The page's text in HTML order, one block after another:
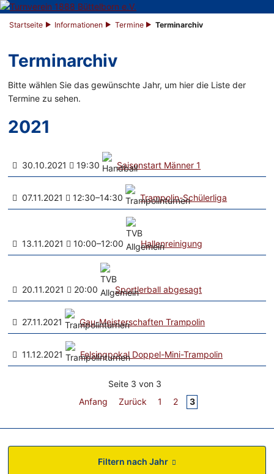
Startseite Informationen Termine Terminarchiv
Terminarchiv
Bitte wählen Sie das gewünschte Jahr, um hier die Liste der
Termine zu sehen.
2021
30.10.2021 19:30 Saisonstart Männer 1
07.11.2021 12:30–14:30 Trampolin-Schülerliga
13.11.2021 10:00–12:00 Hallenreinigung
20.11.2021 20:00 Sportlerball abgesagt
27.11.2021 Gau-Meisterschaften Trampolin
11.12.2021 Felsingpokal Doppel-Mini-Trampolin
Seite 3 von 3
Anfang
Zurück 1 2 3
Filtern nach Jahr